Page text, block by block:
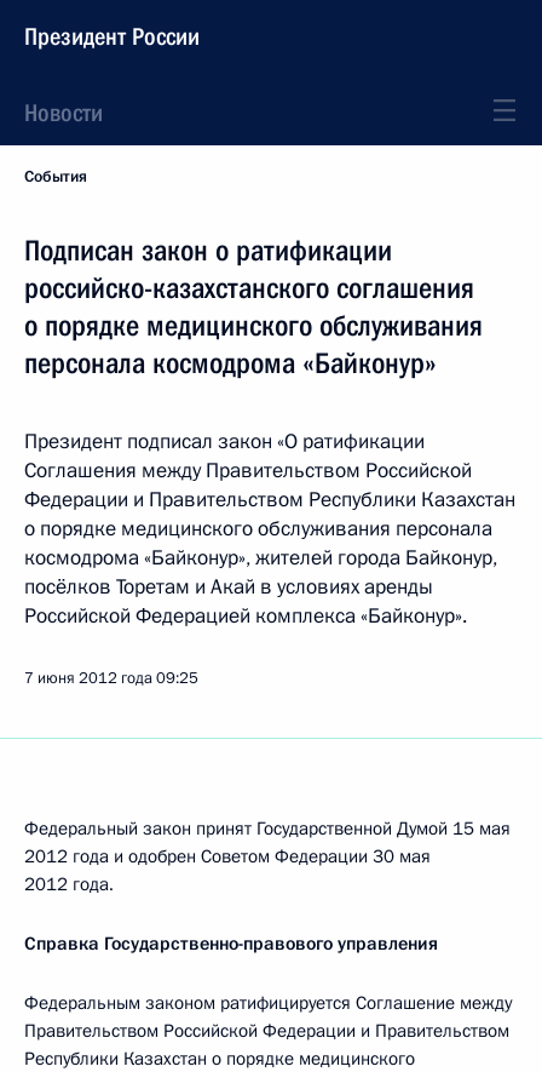
Президент России
Новости
События
Подписан закон о ратификации
российско-казахстанского соглашения
о порядке медицинского обслуживания
персонала космодрома «Байконур»
Президент подписал закон «О ратификации
Соглашения между Правительством Российской
Федерации и Правительством Республики Казахстан
о порядке медицинского обслуживания персонала
космодрома «Байконур», жителей города Байконур,
посёлков Торетам и Акай в условиях аренды
Российской Федерацией комплекса «Байконур».
7 июня 2012 года09:25
Федеральный закон принят Государственной Думой 15 мая
2012 года и одобрен Советом Федерации 30 мая
2012 года.
Справка Государственно-правового управления
Федеральным законом ратифицируется Соглашение между
Правительством Российской Федерации и Правительством
Республики Казахстан о порядке медицинского